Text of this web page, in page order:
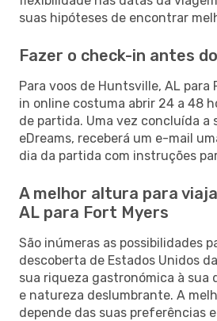
suas hipóteses de encontrar
Fazer o check-in antes
Para voos de Huntsville, AL para
in online costuma abrir 24 a 48
de partida. Uma vez concluída a
eDreams, receberá um e-mail
dia da partida com instruções
A melhor altura para
AL para Fort Myers
São inúmeras as possibilidades
descoberta de Estados Unidos
sua riqueza gastronómica à sua
e natureza deslumbrante. A
depende das suas preferências